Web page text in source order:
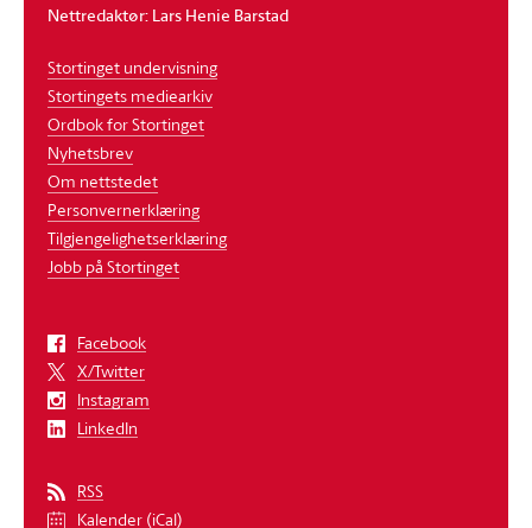
Nettredaktør: Lars Henie Barstad
Stortinget undervisning
Stortingets mediearkiv
Ordbok for Stortinget
Nyhetsbrev
Om nettstedet
Personvernerklæring
Tilgjengelighetserklæring
Jobb på Stortinget
Facebook
X/Twitter
Instagram
LinkedIn
RSS
Kalender (iCal)